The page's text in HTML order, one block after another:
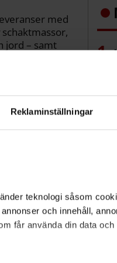
Reklaminställningar
teknologi såsom
och innehåll,
får använda din data
med
jord – samt
och
av